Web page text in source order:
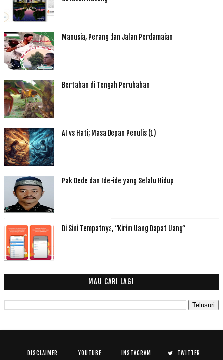
Manusia, Perang dan Jalan Perdamaian
Bertahan di Tengah Perubahan
AI vs Hati; Masa Depan Penulis (1)
Pak Dede dan Ide-ide yang Selalu Hidup
Di Sini Tempatnya, “Kirim Uang Dapat Uang”
MAU CARI LAGI
DISCLAIMER YOUTUBE INSTAGRAM TWITTER